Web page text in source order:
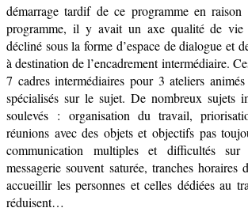
démarrage tardif de ce programme en
programme, il y avait un axe qualité de vie
décliné sous la forme d’espace dedialogue et
à destination de l’encadrement intermédiaire.
7 cadres intermédiairespour 3 ateliers
spécialisés sur le sujet. De nombreux sujets
soulevés : organisation du travail,
réunions avec des objets et objectifs pas
communication multiples et difficultés
messagerie souvent saturée, tranches horaires
accueillir les personnes et celles dédiées au
réduisent…